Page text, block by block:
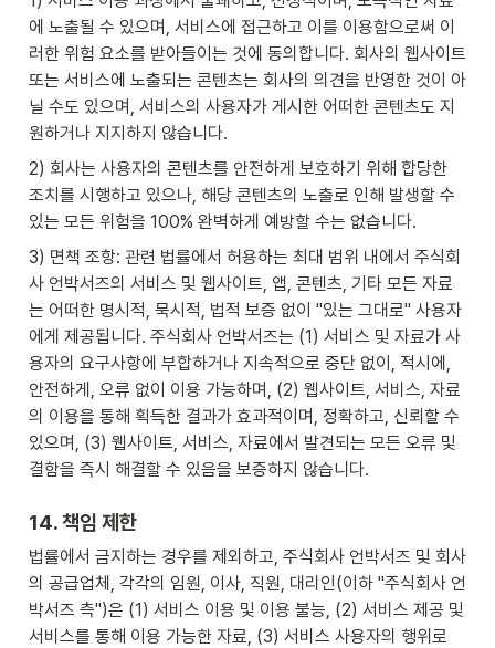
에 노출될 수 있으며, 서비스에 접근하고 이를 이용함으로써 이
러한 위험 요소를 받아들이는 것에 동의합니다. 회사의 웹사이트
또는 서비스에 노출되는 콘텐츠는 회사의 의견을 반영한 것이 아
닐 수도 있으며, 서비스의 사용자가 게시한 어떠한 콘텐츠도 지
원하거나 지지하지 않습니다.
2) 회사는 사용자의 콘텐츠를 안전하게 보호하기 위해 합당한
조치를 시행하고 있으나, 해당 콘텐츠의 노출로 인해 발생할 수
있는 모든 위험을 100% 완벽하게 예방할 수는 없습니다.
3) 면책 조항: 관련 법률에서 허용하는 최대 범위 내에서 주식회
사 언박서즈의 서비스 및 웹사이트, 앱, 콘텐츠, 기타 모든 자료
는 어떠한 명시적, 묵시적, 법적 보증 없이 "있는 그대로" 사용자
에게 제공됩니다. 주식회사 언박서즈는 (1) 서비스 및 자료가 사
용자의 요구사항에 부합하거나 지속적으로 중단 없이, 적시에,
안전하게, 오류 없이 이용 가능하며, (2) 웹사이트, 서비스, 자료
의 이용을 통해 획득한 결과가 효과적이며, 정확하고, 신뢰할 수
있으며, (3) 웹사이트, 서비스, 자료에서 발견되는 모든 오류 및
결함을 즉시 해결할 수 있음을 보증하지 않습니다.
14. 책임 제한
법률에서 금지하는 경우를 제외하고, 주식회사 언박서즈 및 회사
의 공급업체, 각각의 임원, 이사, 직원, 대리인(이하 "주식회사 언
박서즈 측")은 (1) 서비스 이용 및 이용 불능, (2) 서비스 제공 및
서비스를 통해 이용 가능한 자료, (3) 서비스 사용자의 행위로